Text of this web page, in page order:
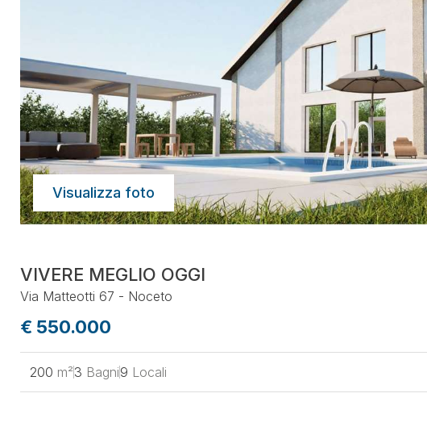
Visualizza foto
VIVERE MEGLIO OGGI
Via Matteotti 67 - Noceto
€ 550.000
200 m²3 Bagni9 Locali